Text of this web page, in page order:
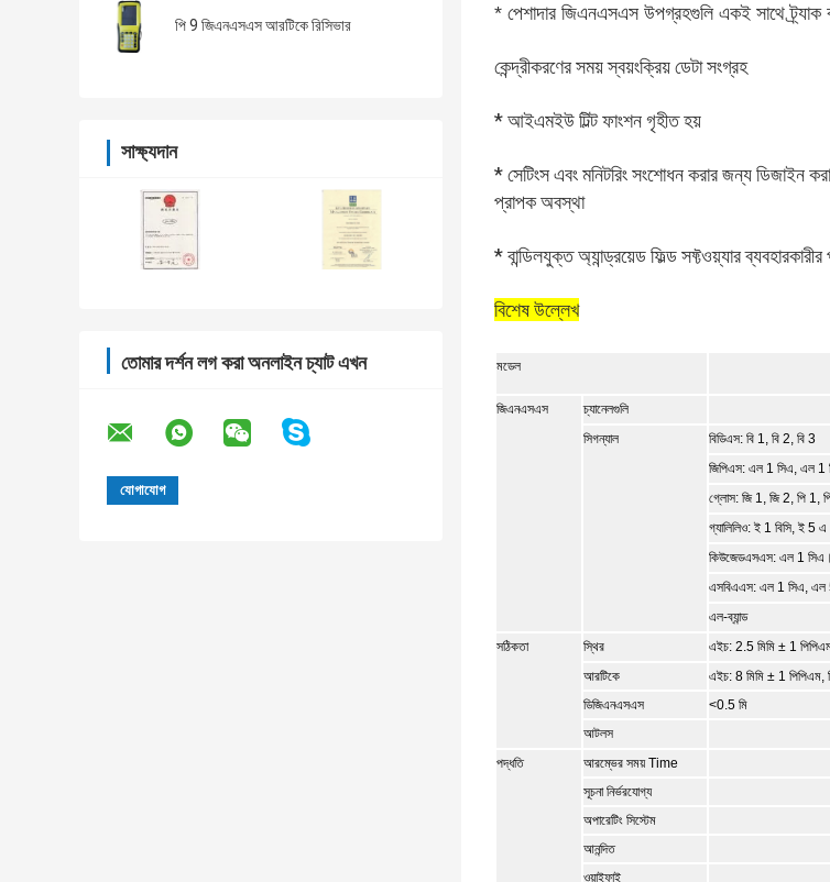
পি 9 জিএনএসএস আরটিকে রিসিভার
সাক্ষ্যদান
তোমার দর্শন লগ করা অনলাইন চ্যাট এখন
* পেশাদার জিএনএসএস উপগ্রহগুলি একই সাথে ট্র্যাক
কেন্দ্রীকরণের সময় স্বয়ংক্রিয় ডেটা সংগ্রহ
* আইএমইউ টিল্ট ফাংশন গৃহীত হয়
* সেটিংস এবং মনিটরিং সংশোধন করার জন্য ডিজাইন
প্রাপক অবস্থা
* বান্ডিলযুক্ত অ্যান্ড্রয়েড ফিল্ড সফ্টওয়্যার
বিশেষ উল্লেখ
মডেল
জিএনএসএস চ্যানেলগুলি
সিগন্যাল
বিডিএস: বি 1, বি 2, বি 3
জিপিএস: এল 1 সিএ, এল
গ্লোস: জি 1, জি 2, পি 1,
গ্যালিলিও: ই 1 বিসি, ই 5
কিউজেডএসএস: এল 1
এসবিএএস: এল 1 সিএ, এল
এল-ব্যান্ড
সঠিকতা
স্থির
এইচ: 2.5 মিমি ± 1
আরটিকে
এইচ: 8 মিমি ± 1 পিপিএম,
ডিজিএনএসএস
<0.5 মি
আটলস
পদ্ধতি
আরম্ভের সময় Time
সূচনা নির্ভরযোগ্য
অপারেটিং সিস্টেম
আনন্দিত
ওয়াইফাই